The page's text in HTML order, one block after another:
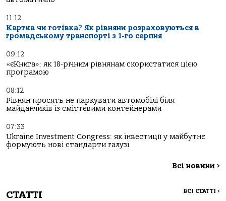
11:12
Картка чи готівка? Як рівняни розраховуються в
громадському транспорті з 1-го серпня
09:12
«єКнига»: як 18-річним рівнянам скористатися цією
програмою
08:12
Рівнян просять не паркувати автомобілі біля
майданчиків із сміттєвими контейнерами
07:33
Ukraine Investment Congress: як інвестиції у майбутнє
формують нові стандарти галузі
Всі новини >
СТАТТІ ВСІ СТАТТІ >